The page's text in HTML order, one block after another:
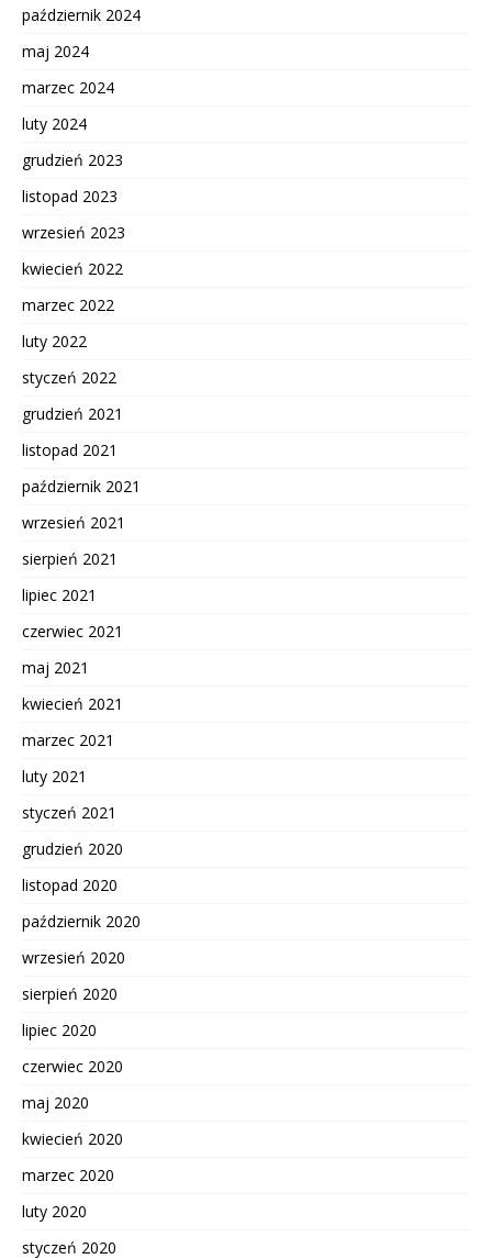
październik 2024
maj 2024
marzec 2024
luty 2024
grudzień 2023
listopad 2023
wrzesień 2023
kwiecień 2022
marzec 2022
luty 2022
styczeń 2022
grudzień 2021
listopad 2021
październik 2021
wrzesień 2021
sierpień 2021
lipiec 2021
czerwiec 2021
maj 2021
kwiecień 2021
marzec 2021
luty 2021
styczeń 2021
grudzień 2020
listopad 2020
październik 2020
wrzesień 2020
sierpień 2020
lipiec 2020
czerwiec 2020
maj 2020
kwiecień 2020
marzec 2020
luty 2020
styczeń 2020